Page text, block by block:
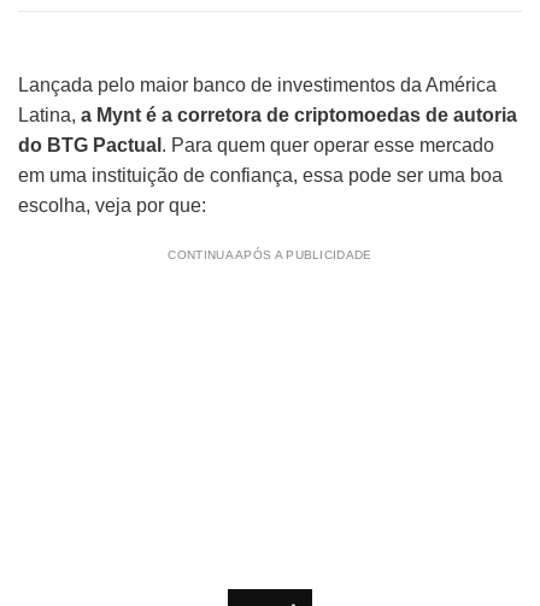
Lançada pelo maior banco de investimentos da América
Latina, a Mynt é a corretora de criptomoedas de autoria
do BTG Pactual . Para quem quer operar esse mercado
em uma instituição de confiança, essa pode ser uma boa
escolha, veja por que:
CONTINUA APÓS A PUBLICIDADE